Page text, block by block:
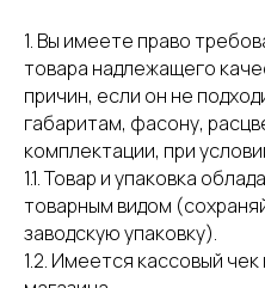
1. Вы имеете право
товара надлежащего
причин, если он не
габаритам, фасону,
комплектации, при
1.1. Товар и упаковка
товарным видом
заводскую упаковку).
1.2. Имеется кассовый